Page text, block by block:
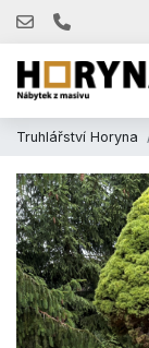
Truhlářství Horyna